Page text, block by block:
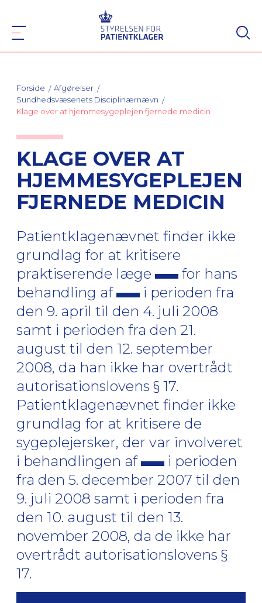
Forside
Afgørelser
Sundhedsvæsenets Disciplinærnævn
Klage over at hjemmesygeplejen fjernede medicin
KLAGE OVER AT
HJEMMESYGEPLEJEN
FJERNEDE MEDICIN
Patientklagenævnet finder ikke
grundlag for at kritisere
praktiserende læge
for hans
behandling af
i perioden fra
den 9. april til den 4. juli 2008
samt i perioden fra den 21.
august til den 12. september
2008, da han ikke har overtrådt
autorisationslovens § 17.
Patientklagenævnet finder ikke
grundlag for at kritisere de
sygeplejersker, der var involveret
i behandlingen af
i perioden
fra den 5. december 2007 til den
9. juli 2008 samt i perioden fra
den 10. august til den 13.
november 2008, da de ikke har
overtrådt autorisationslovens §
17.